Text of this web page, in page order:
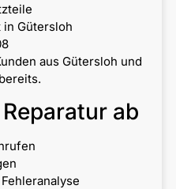
Gütersloh
aus Gütersloh und
ab